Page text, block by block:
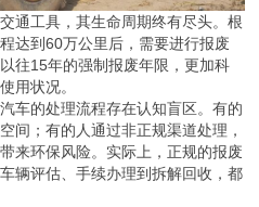
通工具，其生命周期终有尽头。根
达到60万公里后，需要进行报废
往15年的强制报废年限，更加科
用状况。
车的处理流程存在认知盲区。有的
间；有的人通过非正规渠道处理，
来环保风险。实际上，正规的报废
辆评估、手续办理到拆解回收，都